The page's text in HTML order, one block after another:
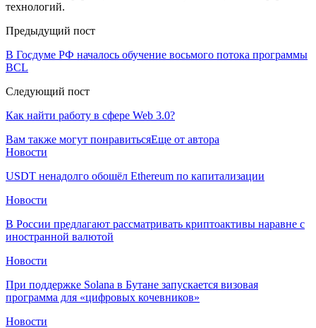
технологий.
Предыдущий пост
В Госдуме РФ началось обучение восьмого потока программы
BCL
Следующий пост
Как найти работу в сфере Web 3.0?
Вам также могут понравитьсяЕще от автора
Новости
USDT ненадолго обошёл Ethereum по капитализации
Новости
В России предлагают рассматривать криптоактивы наравне с
иностранной валютой
Новости
При поддержке Solana в Бутане запускается визовая
программа для «цифровых кочевников»
Новости